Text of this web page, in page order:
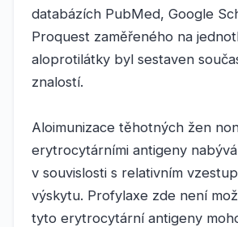
databázích PubMed, Google
Proquest zaměřeného na
aloprotilátky byl sestaven
znalostí.
Aloimunizace těhotných žen
erytrocytárními antigeny
v souvislosti s relativním
výskytu. Profylaxe zde není
tyto erytrocytární antigeny